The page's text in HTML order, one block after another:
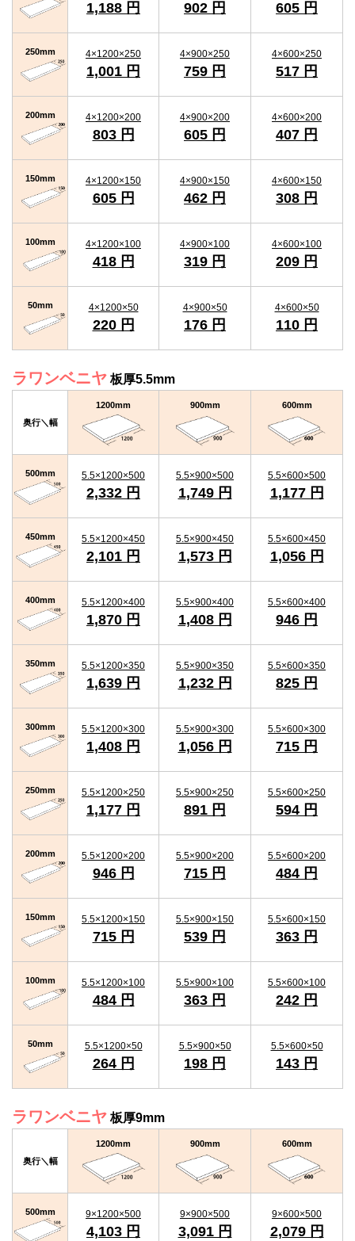
1,188 円 902 円 605 円
250mm 4×1200×250
1,001 円
4×900×250
759 円
4×600×250
517 円
200mm 4×1200×200
803 円
4×900×200
605 円
4×600×200
407 円
150mm 4×1200×150
605 円
4×900×150
462 円
4×600×150
308 円
100mm 4×1200×100
418 円
4×900×100
319 円
4×600×100
209 円
50mm 4×1200×50
220 円
4×900×50
176 円
4×600×50
110 円
ラワンベニヤ 板厚5.5mm
奥行＼幅
1200mm 900mm 600mm
500mm 5.5×1200×500
2,332 円
5.5×900×500
1,749 円
5.5×600×500
1,177 円
450mm 5.5×1200×450
2,101 円
5.5×900×450
1,573 円
5.5×600×450
1,056 円
400mm 5.5×1200×400
1,870 円
5.5×900×400
1,408 円
5.5×600×400
946 円
350mm 5.5×1200×350
1,639 円
5.5×900×350
1,232 円
5.5×600×350
825 円
300mm 5.5×1200×300
1,408 円
5.5×900×300
1,056 円
5.5×600×300
715 円
250mm 5.5×1200×250
1,177 円
5.5×900×250
891 円
5.5×600×250
594 円
200mm 5.5×1200×200
946 円
5.5×900×200
715 円
5.5×600×200
484 円
150mm 5.5×1200×150
715 円
5.5×900×150
539 円
5.5×600×150
363 円
100mm 5.5×1200×100
484 円
5.5×900×100
363 円
5.5×600×100
242 円
50mm 5.5×1200×50
264 円
5.5×900×50
198 円
5.5×600×50
143 円
ラワンベニヤ 板厚9mm
奥行＼幅
1200mm 900mm 600mm
500mm 9×1200×500
4,103 円
9×900×500
3,091 円
9×600×500
2,079 円